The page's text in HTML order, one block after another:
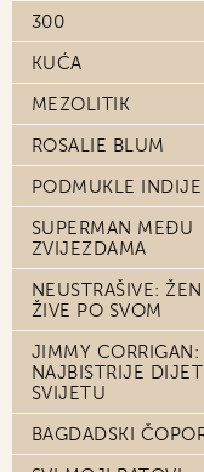
300
KUĆA
MEZOLITIK
ROSALIE BLUM
PODMUKLE INDIJE
SUPERMAN MEĐU
ZVIJEZDAMA
NEUSTRAŠIVE:
ŽIVE PO SVOM
JIMMY CORRIGAN:
NAJBISTRIJE
SVIJETU
BAGDADSKI